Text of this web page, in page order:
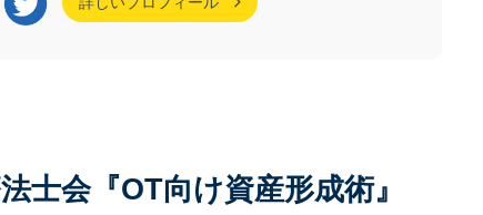
士会『OT向け資産形成術』
FP資格ガイダンス
2つのセミナーを合
にお申し込みをい
聴いただいた皆様、
。 今回は、それぞれ
、受講いただいた皆
版）セミナーを開催しました
変わります。 年収の壁のルールもちろんですが、扶
養している配偶者の状況が個々のご家庭によってば